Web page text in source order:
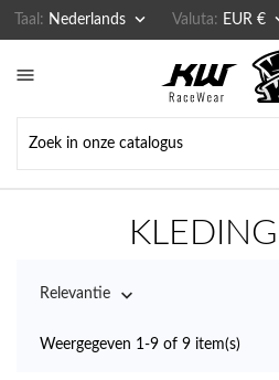
Taal: Nederlands  Valuta: EUR €

Relevantie 
Weergegeven 1-9 of 9 item(s)